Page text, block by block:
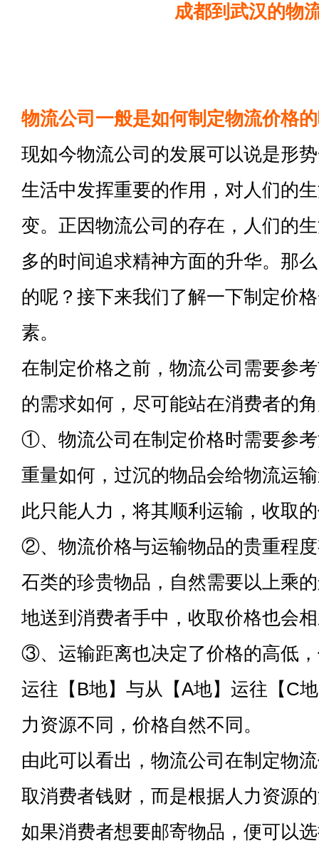
成都到武汉的物
物流公司一般是如何制定物流价格
现如今物流公司的发展可以说是形
生活中发挥重要的作用，对人们的
变。正因物流公司的存在，人们的
多的时间追求精神方面的升华。那
的呢？接下来我们了解一下制定价
素。
在制定价格之前，物流公司需要参
的需求如何，尽可能站在消费者的
①、物流公司在制定价格时需要参
重量如何，过沉的物品会给物流运
此只能人力，将其顺利运输，收取
②、物流价格与运输物品的贵重程
石类的珍贵物品，自然需要以上乘
地送到消费者手中，收取价格也会
③、运输距离也决定了价格的高低
运往【B地】与从【A地】运往【C
力资源不同，价格自然不同。
由此可以看出，物流公司在制定物
取消费者钱财，而是根据人力资源
如果消费者想要邮寄物品，便可以